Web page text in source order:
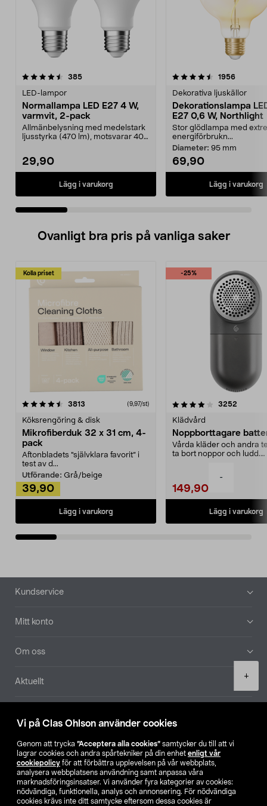
Vi på Clas Ohlson använder cookies
Genom att trycka ”Acceptera alla cookies” samtycker du till att vi
lagrar cookies och andra spårtekniker på din enhet enligt vår
cookiepolicy för att förbättra upplevelsen på vår webbplats,
analysera webbplatsens användning samt anpassa våra
marknadsföringsinsatser. Vi använder fyra kategorier av cookies:
nödvändiga, funktionella, analys och annonsering. För nödvändiga
cookies krävs inte ditt samtycke eftersom dessa cookies är
-
+
385recensioner
LED-lampor
Normallampa LED E27 4 W,
varmvit, 2-pack
Allmänbelysning med medelstark
ljusstyrka (470 lm), motsvarar 40
29,90
Lägg i varukorg
4.5 av 5 stjärnor 1956
Dekorativa ljuskällor
Dekorationslampa
E27 0,6 W, Northlight
Stor glödlampa med
energiförbrukn...
Diameter: 95 mm
69,90
Lägg i varukorg
4.5 av 5 stjärnor
Ovanligt bra pris på vanliga saker
Kolla priset
3813 (9,97/st)
Köksrengöring & disk
Mikrofiberduk 32 x 31 cm, 4-
pack
Aftonbladets "självklara favorit” i
test av d...
Utförande: Grå/beige
39,90
Lägg i varukorg
-25%
4.0av 5 stjärnor 3252
Klädvård
Noppborttagare
Vårda kläder och andra
ta bort noppor och ludd.
149,90
Lägg i varukorg
4.5av 5 stjärnor
Sidfot
Kundservice
Mitt konto
Om oss
Aktuellt
Hitta butik
SE NO FI